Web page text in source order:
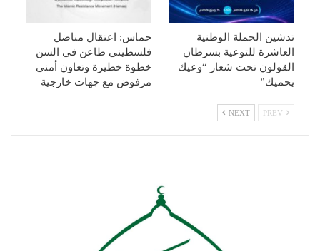
تدشين الحملة الوطنية
العاشرة للتوعية بسرطان
القولون تحت شعار “وعيك
يحميك”
حماس: اعتقال مناضل
فلسطيني طاعن في السن
خطوة خطيرة وتعاون أمني
مرفوض مع جهات خارجية
NEXT